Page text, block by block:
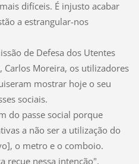
difíceis. É injusto acabar
a estrangular-nos
de Defesa dos Utentes
Carlos Moreira, os utilizadores
mostrar hoje o seu
sociais.
do passe social porque
a não ser a utilização do
o metro e o comboio.
recue nessa intenção",